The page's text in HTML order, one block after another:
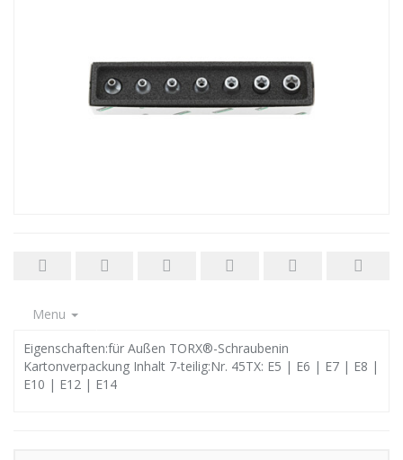
Menu
Eigenschaften:für Außen TORX®-Schraubenin
Kartonverpackung Inhalt 7-teilig:Nr. 45TX: E5 | E6 | E7 | E8 |
E10 | E12 | E14